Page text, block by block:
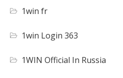
1win fr
1win Login 363
1WIN Official In Russia